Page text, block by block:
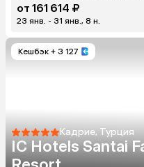
от 161 614 ₽
23 янв. - 31 янв., 8 н.
Кешбэк + 3 127
Кадрие, Турция
IC Hotels Santai